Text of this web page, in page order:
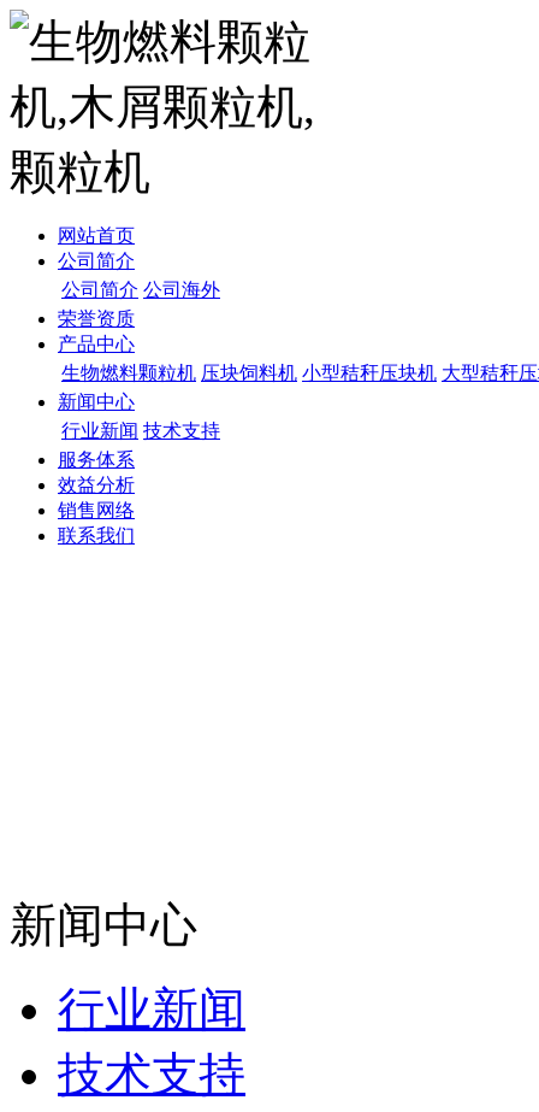
网站首页
公司简介
公司简介 公司海外
荣誉资质
产品中心
生物燃料颗粒机 压块饲料机 小型秸秆压块机 大型秸秆
新闻中心
行业新闻 技术支持
服务体系
效益分析
销售网络
联系我们
新闻中心
行业新闻
技术支持